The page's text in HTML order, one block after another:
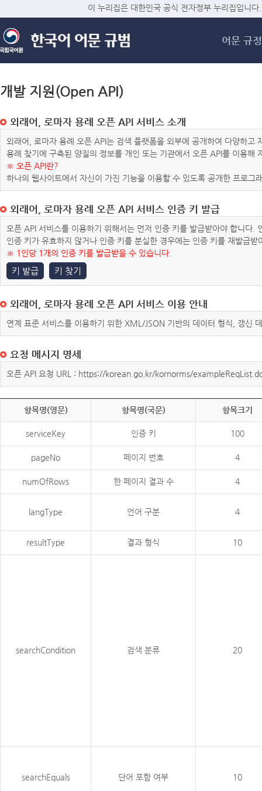
메
이 누리집은 대한민국 공식 전자정부 누리집입니다.
어문 규정
개발 지원(Open API)
외래어, 로마자 용례 오픈 API 서비스 소개
외래어, 로마자 용례 오픈 API는 검색 플랫폼을 외부에 공개하여 다양하
용례 찾기에 구축된 양질의 정보를 개인 또는 기관에서 오픈 API를 이용해
※ 오픈 API란?
하나의 웹사이트에서 자신이 가진 기능을 이용할 수 있도록 공개한 프로그
외래어, 로마자 용례 오픈 API 서비스 인증 키 발급
오픈 API 서비스를 이용하기 위해서는 먼저 인증 키를 발급받아야 합니다
인증 키가 유효하지 않거나 인증 키를 분실한 경우에는 인증 키를 재발급받
※ 1인당 1개의 인증 키를 발급받을 수 있습니다.
키 발급 키 찾기
외래어, 로마자 용례 오픈 API 서비스 이용 안내
연계 표준 서비스를 이용하기 위한 XML/JSON 기반의 데이터 형식, 갱신
요청 메시지 명세
오픈 API 요청 URL : https://korean.go.kr/kornorms/
항목명(영문) 항목명(국문) 항목크기
serviceKey 인증 키 100
pageNo 페이지 번호 4
numOfRows 한 페이지 결과 수 4
langType 언어 구분 4
resultType 결과 형식 10
searchCondition 검색 분류 20
searchEquals 단어 포함 여부 10